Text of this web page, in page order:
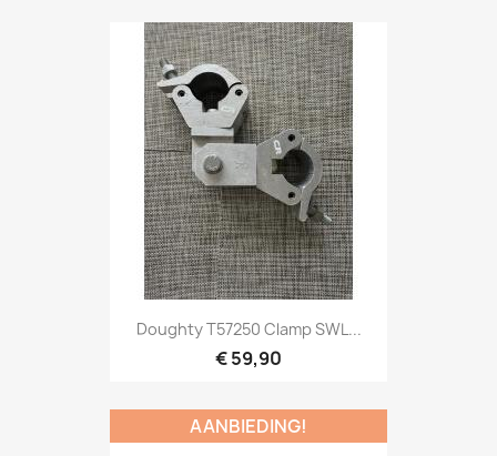
Snel bekijken
Doughty T57250 Clamp SWL...
€ 59,90
AANBIEDING!